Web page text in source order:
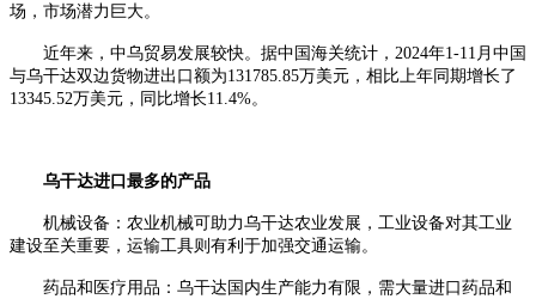
场，市场潜力巨大。
近年来，中乌贸易发展较快。据中国海关统计，2024年1-11月中国
与乌干达双边货物进出口额为131785.85万美元，相比上年同期增长了
13345.52万美元，同比增长11.4%。
乌干达进口最多的产品
机械设备：农业机械可助力乌干达农业发展，工业设备对其工业
建设至关重要，运输工具则有利于加强交通运输。
药品和医疗用品：乌干达国内生产能力有限，需大量进口药品和